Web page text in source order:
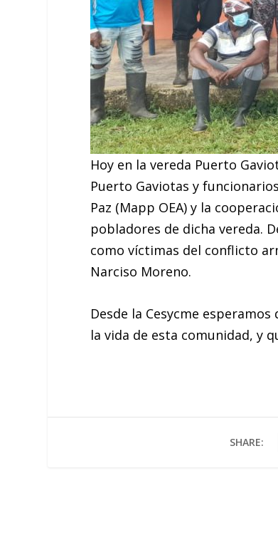
Hoy en la vereda Puerto
Puerto Gaviotas y
Paz (Mapp OEA) y la
pobladores de dicha vereda.
como víctimas del conflicto
Narciso Moreno.
Desde la Cesycme
la vida de esta comunidad, y
SHARE: